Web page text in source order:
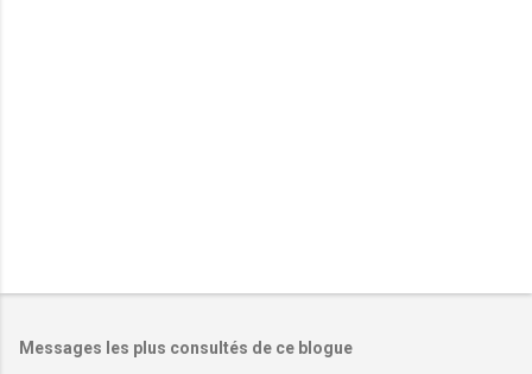
Messages les plus consultés de ce blogue